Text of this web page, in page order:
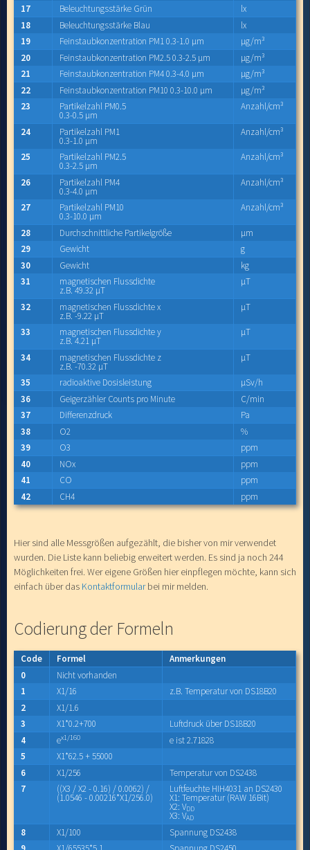
17
Beleuchtungsstärke Grün
lx
18
Beleuchtungsstärke Blau
lx
19
Feinstaubkonzentration PM1 0.3-1.0 µm
µg/m³
20
Feinstaubkonzentration PM2.5 0.3-2.5 µm
µg/m³
21
Feinstaubkonzentration PM4 0.3-4.0 µm
µg/m³
22
Feinstaubkonzentration PM10 0.3-10.0 µm
µg/m³
23
Partikelzahl PM0.5
0.3-0.5 µm
Anzahl/cm³
24 Partikelzahl PM1
0.3-1.0 µm
Anzahl/cm³
25 Partikelzahl PM2.5
0.3-2.5 µm
Anzahl/cm³
26 Partikelzahl PM4
0.3-4.0 µm
Anzahl/cm³
27 Partikelzahl PM10
0.3-10.0 µm
Anzahl/cm³
28 Durchschnittliche Partikelgröße
µm
29
Gewicht
g
30
Gewicht
kg
31
magnetischen Flussdichte
z.B. 49.32 µT
µT
32 magnetischen Flussdichte x
z.B. -9.22 µT
µT
33 magnetischen Flussdichte y
z.B. 4.21 µT
µT
34 magnetischen Flussdichte z
z.B. -70.32 µT
µT
35 radioaktive Dosisleistung
µSv/h
36
Geigerzähler Counts pro Minute
C/min
37
Differenzdruck
Pa
38
O2
%
39
O3
ppm
40
NOx
ppm
41
CO
ppm
42
CH4 ppm
Hier sind alle Messgrößen aufgezählt, die bisher von mir verwendet
wurden. Die Liste kann beliebig erweitert werden. Es sind ja noch 244
Möglichkeiten frei. Wer eigene Größen hier einpflegen möchte, kann sich
einfach über das Kontaktformularbei mir melden.
Codierung der Formeln
Code Formel
Anmerkungen
0
Nicht vorhanden
1
X1/16
z.B. Temperatur von DS18B20
2
X1/1.6
3
X1*0.2+700
Luftdruck über DS18B20
4
ex1/160
e ist 2.71828
5
X1*62.5 + 55000
6
X1/256
Temperatur von DS2438
7
((X3 / X2 - 0.16) / 0.0062) /
(1.0546 - 0.00216*X1/256.0)
Luftfeuchte HIH4031 an DS2430
X1: Temperatur (RAW 16Bit)
X2: VDD
X3: VAD
8 X1/100
Spannung DS2438